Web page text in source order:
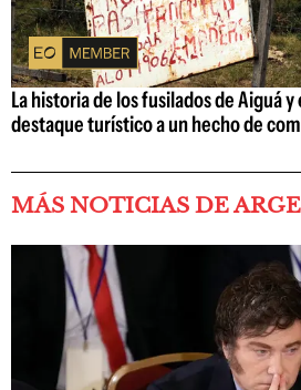
La historia de los fusilados de Aiguá
destaque turístico a un hecho de
MÁS NOTICIAS DE